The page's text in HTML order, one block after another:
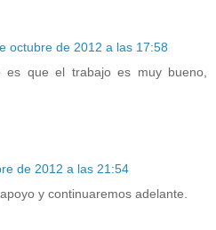
octubre de 2012 a las 17:58
es que el trabajo es muy bueno,
de 2012 a las 21:54
y continuaremos adelante.